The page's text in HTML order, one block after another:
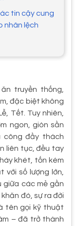
tin cậy cung
nhân lệch
truyền thống,
đặc biệt không
Tết. Tuy nhiên,
ngon, giòn sần
công đầy thách
liên tục, đều tay
khét, tốn kém
với số lượng lớn,
giữa các mẻ gần
đó, sự ra đời
tên gọi kỹ thuật
– đã trở thành